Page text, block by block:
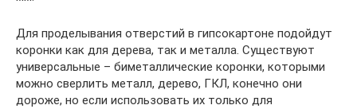
Для проделывания отверстий в гипсокартоне подойдут
коронки как для дерева, так и металла. Существуют
универсальные – биметаллические коронки, которыми
можно сверлить металл, дерево, ГКЛ, конечно они
дороже, но если использовать их только для